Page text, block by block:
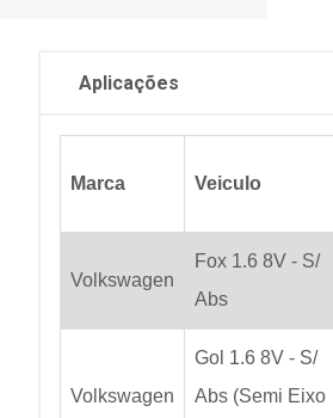
Aplicações
Marca Veiculo
Volkswagen
Fox 1.6 8V - S/
Abs
Volkswagen
Gol 1.6 8V - S/
Abs (Semi Eixo